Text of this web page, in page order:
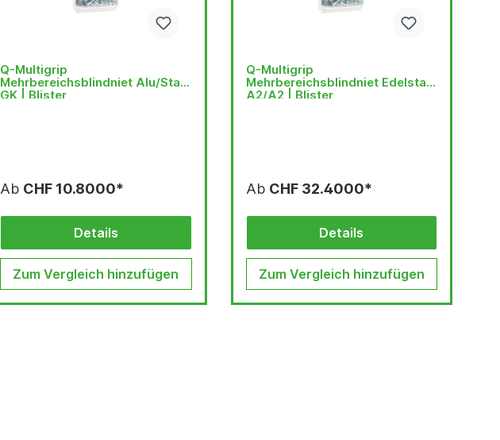
Q-Multigrip
Mehrbereichsblindniet Alu/Stahl
GK | Blister
Ab CHF 10.8000*
Details
Zum Vergleich hinzufügen
Q-Multigrip
Mehrbereichsblindniet Edelstahl
A2/A2 | Blister
Ab CHF 32.4000*
Details
Zum Vergleich hinzufügen